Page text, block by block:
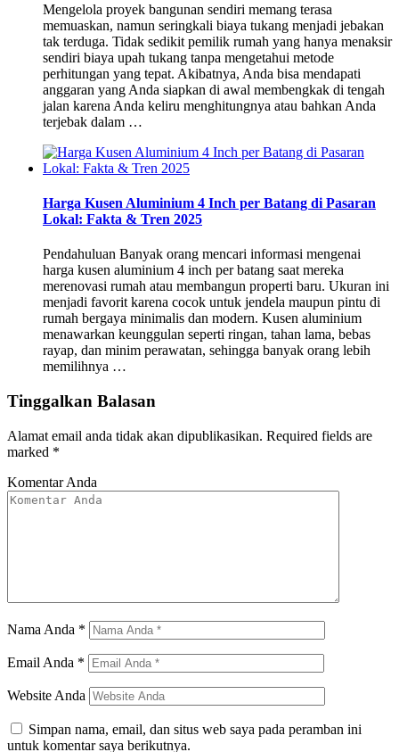
Mengelola proyek bangunan sendiri memang terasa
memuaskan, namun seringkali biaya tukang menjadi jebakan
tak terduga. Tidak sedikit pemilik rumah yang hanya menaksir
sendiri biaya upah tukang tanpa mengetahui metode
perhitungan yang tepat. Akibatnya, Anda bisa mendapati
anggaran yang Anda siapkan di awal membengkak di tengah
jalan karena Anda keliru menghitungnya atau bahkan Anda
terjebak dalam …
Harga Kusen Aluminium 4 Inch per Batang di Pasaran
Lokal: Fakta & Tren 2025
Pendahuluan Banyak orang mencari informasi mengenai
harga kusen aluminium 4 inch per batang saat mereka
merenovasi rumah atau membangun properti baru. Ukuran ini
menjadi favorit karena cocok untuk jendela maupun pintu di
rumah bergaya minimalis dan modern. Kusen aluminium
menawarkan keunggulan seperti ringan, tahan lama, bebas
rayap, dan minim perawatan, sehingga banyak orang lebih
memilihnya …
Tinggalkan Balasan
Alamat email anda tidak akan dipublikasikan. Required fields are
marked *
Komentar Anda
Nama Anda *
Email Anda *
Website Anda
Simpan nama, email, dan situs web saya pada peramban ini
untuk komentar saya berikutnya.